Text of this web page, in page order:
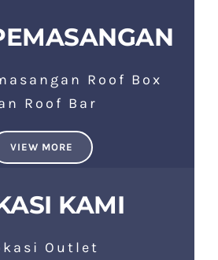
Roof Box
Roof Bar
VIEW MORE
KAMI
Outlet